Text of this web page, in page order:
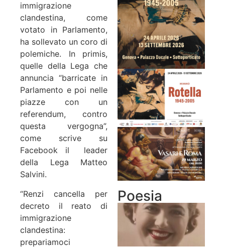
immigrazione
clandestina, come
votato in Parlamento,
ha sollevato un coro di
polemiche. In primis,
quelle della Lega che
annuncia “barricate in
Parlamento e poi nelle
piazze con un
referendum, contro
questa vergogna”,
come scrive su
Facebook il leader
della Lega Matteo
Salvini.
“Renzi cancella per
decreto il reato di
immigrazione
clandestina:
prepariamoci
Poesia